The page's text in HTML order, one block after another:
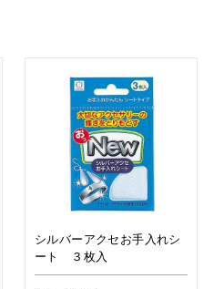
シルバーアクセお手入れシ
ート ３枚入